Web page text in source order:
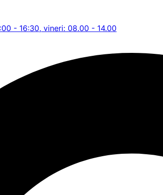
- 16:30, vineri: 08.00 - 14.00